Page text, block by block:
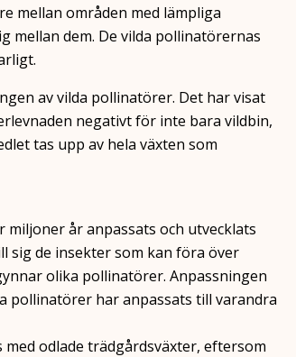
mellan områden med lämpliga
mellan dem. De vilda pollinatörernas
av vilda pollinatörer. Det har visat
negativt för inte bara vildbin,
tas upp av hela växten som
år anpassats och utvecklats
sig de insekter som kan föra över
olika pollinatörer. Anpassningen
pollinatörer har anpassats till varandra
odlade trädgårdsväxter, eftersom